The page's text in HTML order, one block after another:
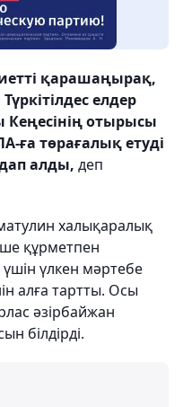
қарашаңырақ,
елдер
Кеңесінің отырысы
ға төрағалық етуді
алды, деп
халықаралық
құрметпен
үлкен мәртебе
алға тартты. Осы
әзірбайжан
білдірді.